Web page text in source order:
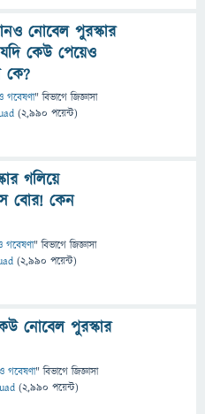
নোবেল পুরস্কার
কেউ পেয়েও
কে?
গবেষণা" বিভাগে জিজ্ঞাসা
(2,990 পয়েন্ট)
গলিয়ে
বোর! কেন
গবেষণা" বিভাগে জিজ্ঞাসা
(2,990 পয়েন্ট)
নোবেল পুরস্কার
গবেষণা" বিভাগে জিজ্ঞাসা
(2,990 পয়েন্ট)